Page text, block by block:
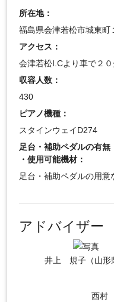
所在地：
福島県会津若松市城東町
アクセス：
会津若松I.Cより車で２
収容人数：
430
ピアノ機種：
スタインウェイD274
足台・補助ペダルの有無
・使用可能機材：
足台・補助ペダルの用
アドバイザー
井上 規子（山形
西村